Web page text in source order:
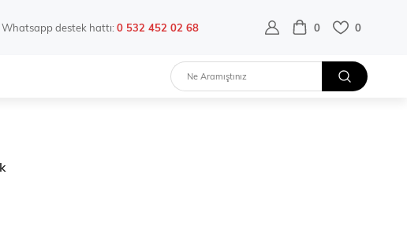
Whatsapp destek hattı:0 532 452 02 68 0 0